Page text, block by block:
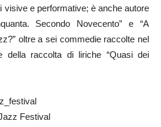
visive e performative; è anche autore
Secondo Novecento” e “A
oltre a sei commedie raccolte nel
della raccolta di liriche “Quasi dei
Festival